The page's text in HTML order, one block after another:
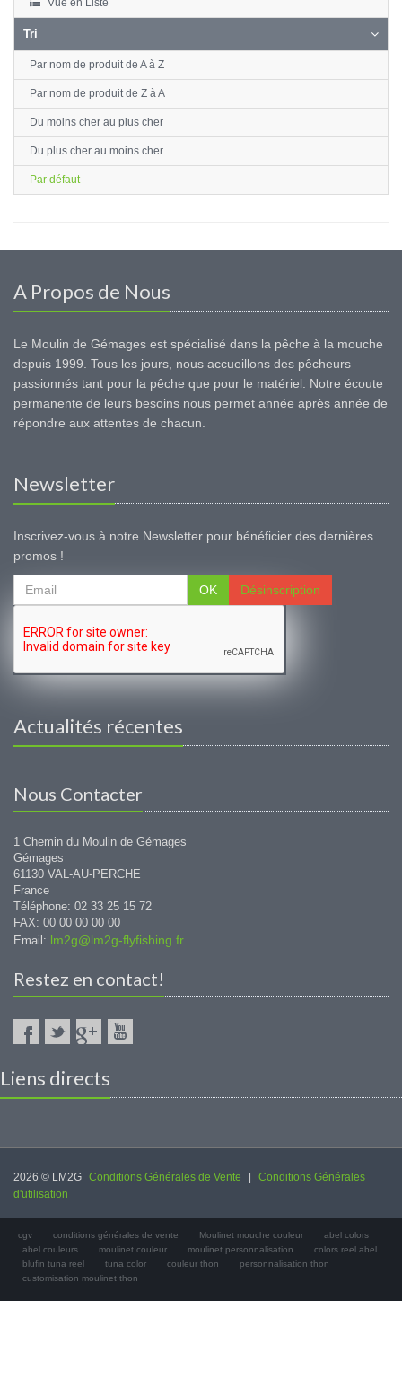
Vue en Liste
Tri
Par nom de produit de A à Z
Par nom de produit de Z à A
Du moins cher au plus cher
Du plus cher au moins cher
Par défaut
A Propos de Nous
Le Moulin de Gémages est spécialisé dans la pêche à la mouche
depuis 1999. Tous les jours, nous accueillons des pêcheurs
passionnés tant pour la pêche que pour le matériel. Notre écoute
permanente de leurs besoins nous permet année après année de
répondre aux attentes de chacun.
Newsletter
Inscrivez-vous à notre Newsletter pour bénéficier des dernières
promos !
OK Désinscription
Actualités récentes
Nous Contacter
1 Chemin du Moulin de Gémages
Gémages
61130 VAL-AU-PERCHE
France
Téléphone: 02 33 25 15 72
FAX: 00 00 00 00 00
Email: lm2g@lm2g-flyfishing.fr
Restez en contact!
Liens directs
2026 © LM2G Conditions Générales de Vente
Conditions Générales
d'utilisation
cgv conditions générales de vente Moulinet mouche couleur
abel colors
abel couleurs
moulinet couleur moulinet personnalisation
colors reel abel
blufin tuna reel
tuna color couleur thon
personnalisation thon
customisation moulinet thon